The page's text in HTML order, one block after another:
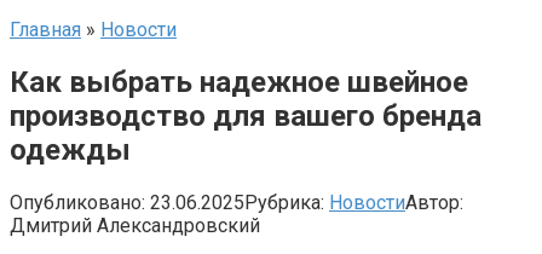
Главная » Новости
Как выбрать надежное швейное
производство для вашего бренда
одежды
Опубликовано: 23.06.2025Рубрика: НовостиАвтор:
Дмитрий Александровский